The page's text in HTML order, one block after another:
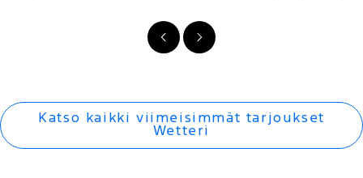
FI
-
FI
-
Katso kaikki viimeisimmät tarjoukset
Wetteri